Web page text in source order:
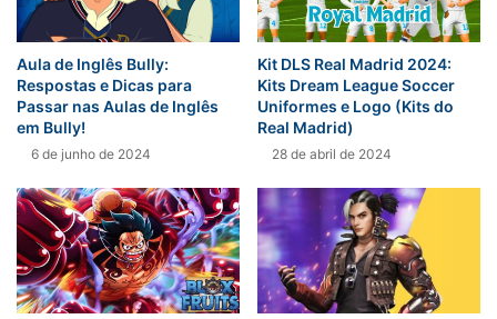
Aula de Inglês Bully:
Respostas e Dicas para
Passar nas Aulas de Inglês
em Bully!
6 de junho de 2024
Kit DLS Real Madrid 2024:
Kits Dream League Soccer
Uniformes e Logo (Kits do
Real Madrid)
28 de abril de 2024